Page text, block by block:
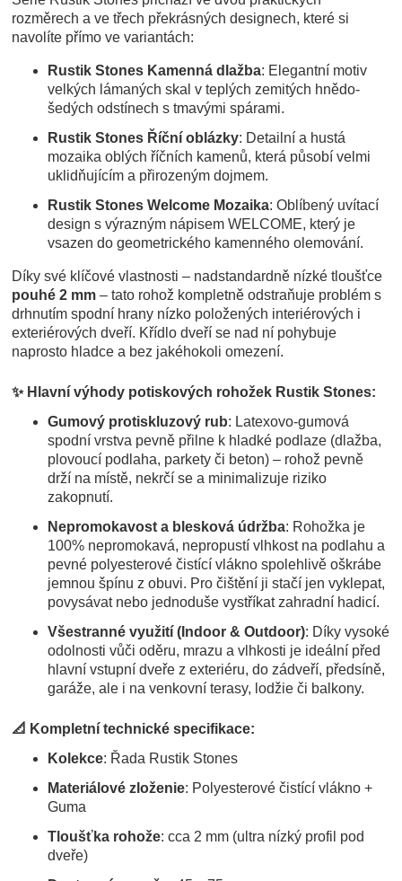
rozměrech a ve třech překrásných designech, které si
navolíte přímo ve variantách:
Rustik Stones Kamenná dlažba: Elegantní motiv
velkých lámaných skal v teplých zemitých hnědo-
šedých odstínech s tmavými spárami.
Rustik Stones Říční oblázky: Detailní a hustá
mozaika oblých říčních kamenů, která působí velmi
uklidňujícím a přirozeným dojmem.
Rustik Stones Welcome Mozaika: Oblíbený uvítací
design s výrazným nápisem WELCOME, který je
vsazen do geometrického kamenného olemování.
Díky své klíčové vlastnosti – nadstandardně nízké tloušťce
pouhé 2 mm – tato rohož kompletně odstraňuje problém s
drhnutím spodní hrany nízko položených interiérových i
exteriérových dveří. Křídlo dveří se nad ní pohybuje
naprosto hladce a bez jakéhokoli omezení.
✨ Hlavní výhody potiskových rohožek Rustik Stones:
Gumový protiskluzový rub: Latexovo-gumová
spodní vrstva pevně přilne k hladké podlaze (dlažba,
plovoucí podlaha, parkety či beton) – rohož pevně
drží na místě, nekrčí se a minimalizuje riziko
zakopnutí.
Nepromokavost a blesková údržba: Rohožka je
100% nepromokavá, nepropustí vlhkost na podlahu a
pevné polyesterové čistící vlákno spolehlivě oškrábe
jemnou špínu z obuvi. Pro čištění ji stačí jen vyklepat,
povysávat nebo jednoduše vystříkat zahradní hadicí.
Všestranné využití (Indoor & Outdoor): Díky vysoké
odolnosti vůči oděru, mrazu a vlhkosti je ideální před
hlavní vstupní dveře z exteriéru, do zádveří, předsíně,
garáže, ale i na venkovní terasy, lodžie či balkony.
📐 Kompletní technické specifikace:
Kolekce: Řada Rustik Stones
Materiálové zloženie: Polyesterové čistící vlákno +
Guma
Tloušťka rohože: cca 2 mm (ultra nízký profil pod
dveře)